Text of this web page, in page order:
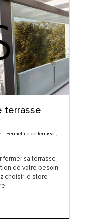
terrasse
: Fermeture de terrasse ,
fermer sa terrasse
de votre besoin
choisir le store